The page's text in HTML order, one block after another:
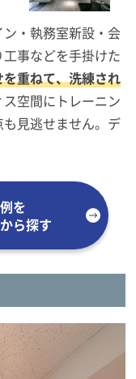
・執務室新設・会
事などを手掛けた
重ねて、洗練され
空間にトレーニン
見逃せません。デ
を
ら探す